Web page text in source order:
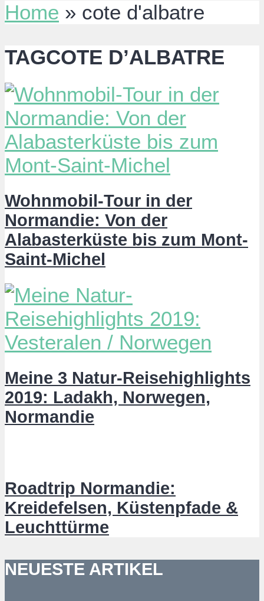
Home » cote d'albatre
TAGCOTE D’ALBATRE
Wohnmobil-Tour in der
Normandie: Von der
Alabasterküste bis zum Mont-
Saint-Michel
Meine 3 Natur-Reisehighlights
2019: Ladakh, Norwegen,
Normandie
Roadtrip Normandie:
Kreidefelsen, Küstenpfade &
Leuchttürme
NEUESTE ARTIKEL